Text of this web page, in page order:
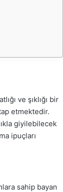
ve şıklığı bir
etmektedir.
giyilebilecek
ipuçları
sahip bayan